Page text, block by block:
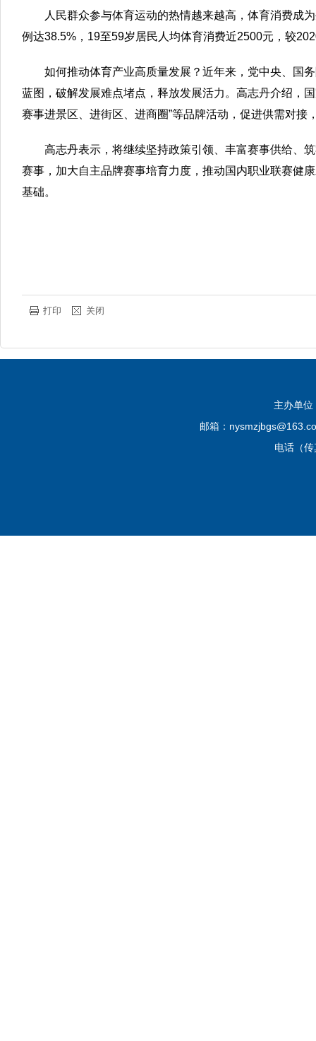
人民群众参与体育运动的热情越来越高，体育消费成
例达38.5%，19至59岁居民人均体育消费近2500元，较
如何推动体育产业高质量发展？近年来，党中央、国
蓝图，破解发展难点堵点，释放发展活力。高志丹介绍，
赛事进景区、进街区、进商圈”等品牌活动，促进供需对
高志丹表示，将继续坚持政策引领、丰富赛事供给、
赛事，加大自主品牌赛事培育力度，推动国内职业联赛健
基础。
打印 关闭
主办单
邮箱：
电话（